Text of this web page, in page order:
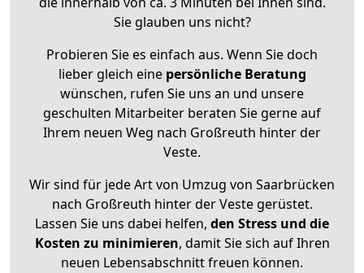
Sie glauben uns nicht?
Probieren Sie es einfach aus. Wenn Sie doch
lieber gleich eine persönliche Beratung
wünschen, rufen Sie uns an und unsere
geschulten Mitarbeiter beraten Sie gerne auf
Ihrem neuen Weg nach Großreuth hinter der
Veste.
Wir sind für jede Art von Umzug von Saarbrücken
nach Großreuth hinter der Veste gerüstet.
Lassen Sie uns dabei helfen, den Stress und die
Kosten zu minimieren, damit Sie sich auf Ihren
neuen Lebensabschnitt freuen können.